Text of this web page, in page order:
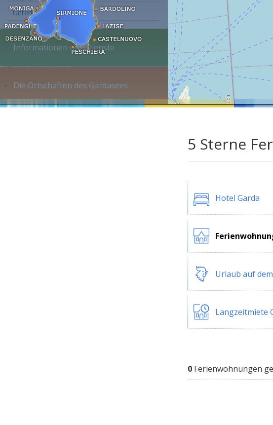
Unterkunft suchen...
Informationen und Dienste
Die Ortschaften des Gardasees
5 Sterne
Hotel Garda
Urlaub auf
Langzeitmiete
0 Ferienwohnungen